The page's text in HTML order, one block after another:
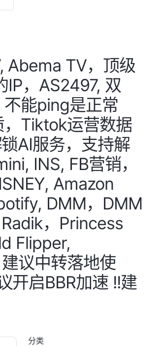
Abema TV，顶级
IP，AS2497, 双
不能ping是正常
，Tiktok运营数据
AI服务，支持解
INS, FB营销，
Amazon
DMM，DMM
，Princess
Flipper,
议中转落地使
开启BBR加速 !!建
分类